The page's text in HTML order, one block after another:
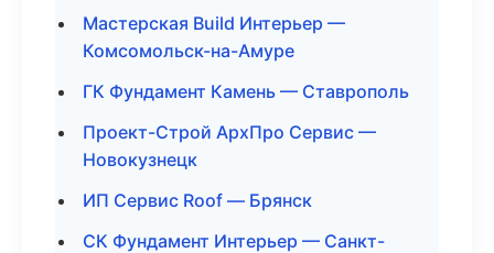
Мастерская Build Интерьер —
Комсомольск-на-Амуре
ГК Фундамент Камень — Ставрополь
Проект-Строй АрхПро Сервис —
Новокузнецк
ИП Сервис Roof — Брянск
СК Фундамент Интерьер — Санкт-